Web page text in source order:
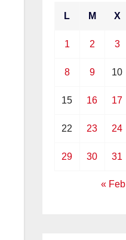
L M X
1 2 3
8 9 10
15 16 17
22 23 24
29 30 31
« Feb